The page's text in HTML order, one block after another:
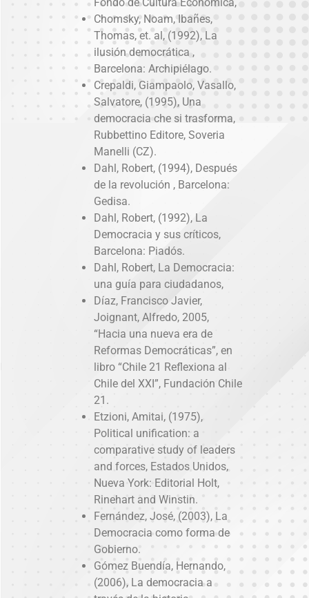
Chomsky, Noam, Ibañes,
Thomas, et. al, (1992), La
ilusión democrática ,
Barcelona: Archipiélago.
Crepaldi, Giampaolo, Vasallo,
Salvatore, (1995), Una
democracia che si trasforma,
Rubbettino Editore, Soveria
Manelli (CZ).
Dahl, Robert, (1994), Después
de la revolución , Barcelona:
Gedisa.
Dahl, Robert, (1992), La
Democracia y sus críticos,
Barcelona: Piadós.
Dahl, Robert, La Democracia:
una guía para ciudadanos,
Díaz, Francisco Javier,
Joignant, Alfredo, 2005,
“Hacia una nueva era de
Reformas Democráticas”, en
libro “Chile 21 Reflexiona al
Chile del XXI”, Fundación Chile
21.
Etzioni, Amitai, (1975),
Political unification: a
comparative study of leaders
and forces, Estados Unidos,
Nueva York: Editorial Holt,
Rinehart and Winstin.
Fernández, José, (2003), La
Democracia como forma de
Gobierno.
Gómez Buendía, Hernando,
(2006), La democracia a